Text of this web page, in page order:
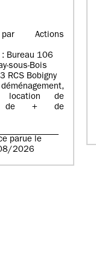
Actions
Bureau 106
sous-Bois
RCS Bobigny
location de
de + de
parue le
2026